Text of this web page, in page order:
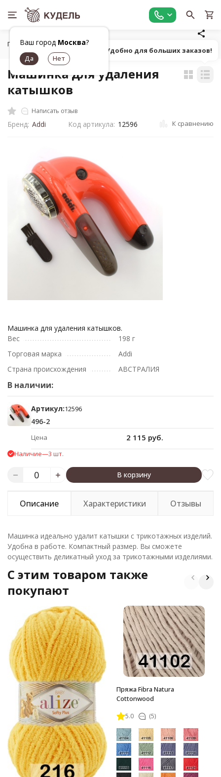
Ваш город Москва?
Главная Средства для ухода
Машинка для удаления
катышков
Написать отзыв
Бренд: Addi Код артикула: 12596 К сравнению
Машинка для удаления катышков.
Вес
198 г
Торговая марка
Addi
Страна происхождения
АВСТРАЛИЯ
В наличии:
Артикул:12596
496-2
Цена 2 115 руб.
Наличие—3 шт.
В корзину
Описание Характеристики Отзывы
Машинка идеально удалит катышки с трикотажных изделий.
Удобна в работе. Компактный размер. Вы сможете
осуществить деликатный уход за трикотажными изделиями.
C этим товаром также
покупают
Пряжа Fibra Natura
Cottonwood
5.0 (5)
Попробуй! Удобно для больших заказов!